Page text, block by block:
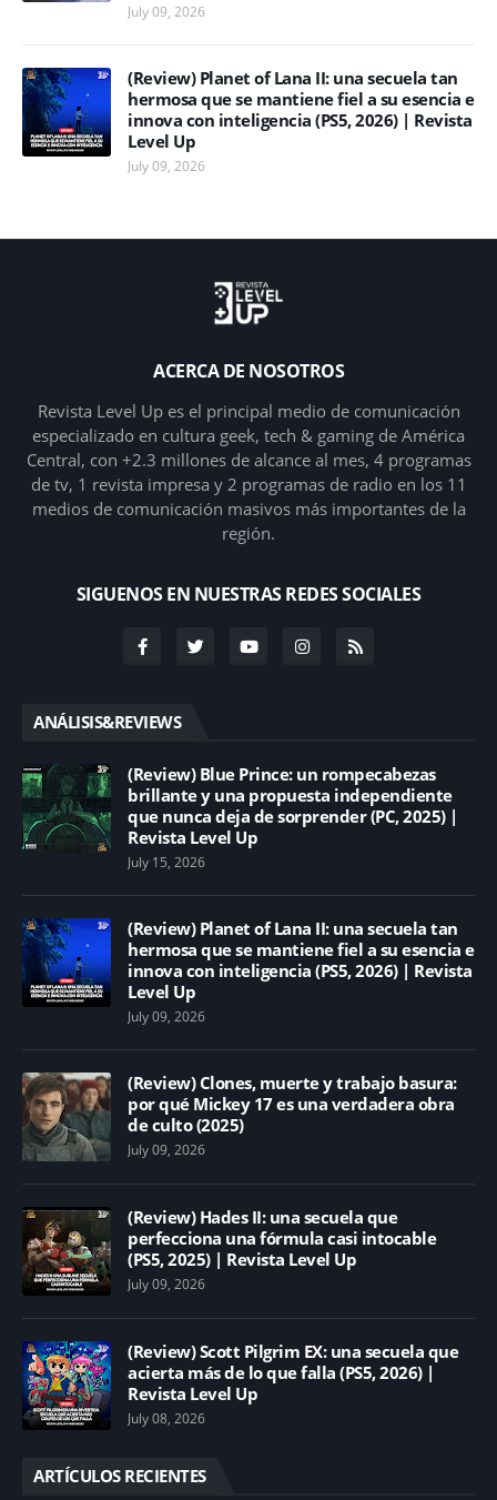
July 09, 2026
(Review) Planet of Lana II: una secuela tan
hermosa que se mantiene fiel a su esencia e
innova con inteligencia (PS5, 2026) | Revista
Level Up
July 09, 2026
ACERCA DE NOSOTROS
Revista Level Up es el principal medio de comunicación
especializado en cultura geek, tech & gaming de América
Central, con +2.3 millones de alcance al mes, 4 programas
de tv, 1 revista impresa y 2 programas de radio en los 11
medios de comunicación masivos más importantes de la
región.
SIGUENOS EN NUESTRAS REDES SOCIALES
ANÁLISIS&REVIEWS
(Review) Blue Prince: un rompecabezas
brillante y una propuesta independiente
que nunca deja de sorprender (PC, 2025) |
Revista Level Up
July 15, 2026
(Review) Planet of Lana II: una secuela tan
hermosa que se mantiene fiel a su esencia e
innova con inteligencia (PS5, 2026) | Revista
Level Up
July 09, 2026
(Review) Clones, muerte y trabajo basura:
por qué Mickey 17 es una verdadera obra
de culto (2025)
July 09, 2026
(Review) Hades II: una secuela que
perfecciona una fórmula casi intocable
(PS5, 2025) | Revista Level Up
July 09, 2026
(Review) Scott Pilgrim EX: una secuela que
acierta más de lo que falla (PS5, 2026) |
Revista Level Up
July 08, 2026
ARTÍCULOS RECIENTES